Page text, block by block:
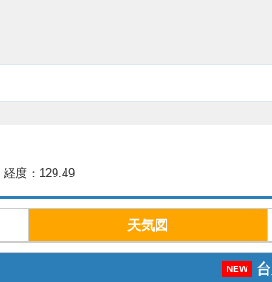
経度：129.49
天気図
NEW